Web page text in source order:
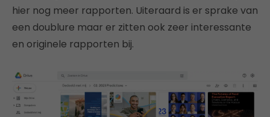
hier nog meer rapporten. Uiteraard is er sprake van
een doublure maar er zitten ook zeer interessante
en originele rapporten bij.